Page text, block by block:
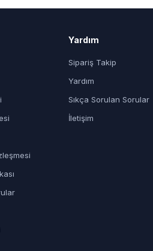
Yardım
Sipariş Takip
Yardım
Sıkça Sorulan Sorular
İletişim